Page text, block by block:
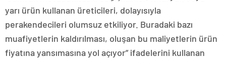
yarı ürün kullanan üreticileri, dolayısıyla
perakendecileri olumsuz etkiliyor. Buradaki bazı
muafiyetlerin kaldırılması, oluşan bu maliyetlerin ürün
fiyatına yansımasına yol açıyor” ifadelerini kullanan